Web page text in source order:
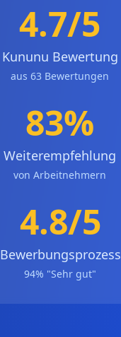
4.7/5
Kununu Bewertung
aus 63 Bewertungen
83%
Weiterempfehlung
von Arbeitnehmern
4.8/5
Bewerbungsprozess
94% "Sehr gut"